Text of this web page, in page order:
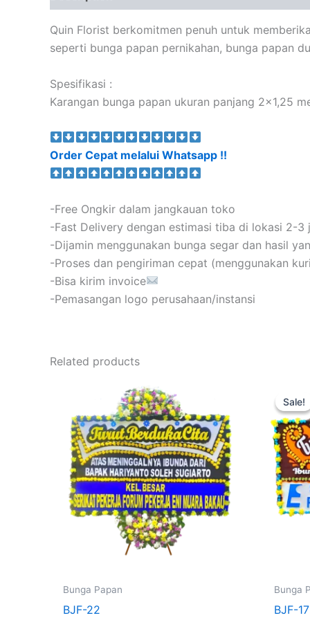
Quin Florist berkomitmen penuh untuk
seperti bunga papan pernikahan, bunga papan
Spesifikasi :
Karangan bunga papan ukuran panjang 2×1,25
Order Cepat melalui Whatsapp !!
-Free Ongkir dalam jangkauan toko
-Fast Delivery dengan estimasi tiba di lokasi 2-
-Dijamin menggunakan bunga segar dan hasil
-Proses dan pengiriman cepat (menggunakan
-Bisa kirim invoice
-Pemasangan logo perusahaan/instansi
Related products
Bunga Papan
BJF-22
Sale!
Sale!
Bunga
BJF-17